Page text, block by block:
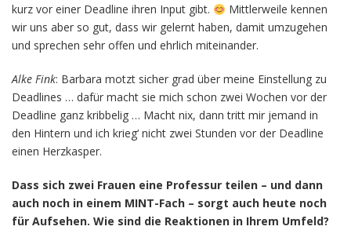
kurz vor einer Deadline ihren Input gibt.
Mittlerweile kennen
wir uns aber so gut, dass wir gelernt haben, damit umzugehen
und sprechen sehr offen und ehrlich miteinander.
Alke Fink: Barbara motzt sicher grad über meine Einstellung zu
Deadlines … dafür macht sie mich schon zwei Wochen vor der
Deadline ganz kribbelig … Macht nix, dann tritt mir jemand in
den Hintern und ich krieg‘ nicht zwei Stunden vor der Deadline
einen Herzkasper.
Dass sich zwei Frauen eine Professur teilen – und dann
auch noch in einem MINT-Fach – sorgt auch heute noch
für Aufsehen. Wie sind die Reaktionen in Ihrem Umfeld?